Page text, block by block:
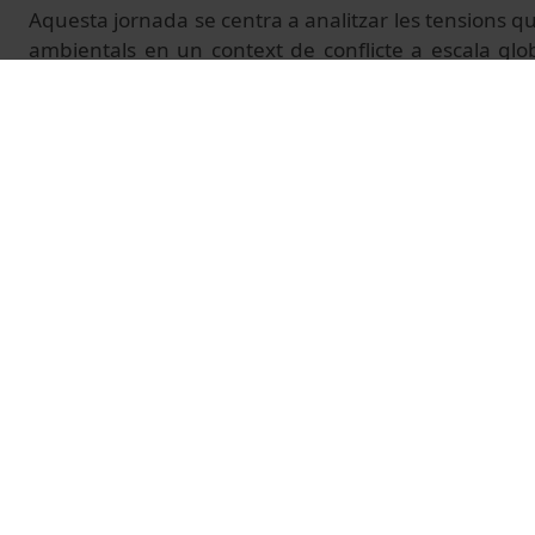
Aquesta jornada se centra a analitzar les tensions
ambientals en un context de conflicte a escala